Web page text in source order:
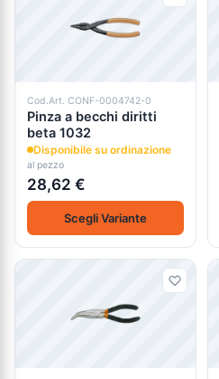
Cod.Art. CONF-0004742-0
Pinza a becchi diritti
beta 1032
Disponibile su ordinazione
al pezzo
28,62 €
Scegli Variante